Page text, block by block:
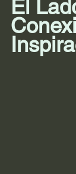
El